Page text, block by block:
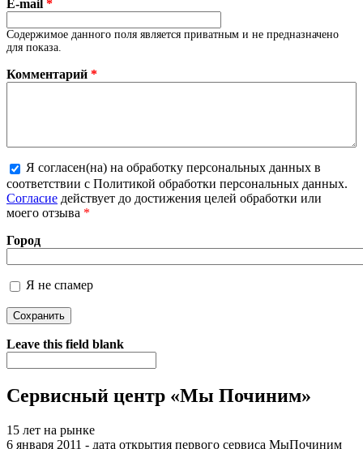
E-mail *
Содержимое данного поля является приватным и не предназначено
для показа.
Комментарий *
Более подробная информация о текстовых форматах
Я согласен(на) на обработку персональных данных в
соответствии с Политикой обработки персональных данных.
Согласие действует до достижения целей обработки или
моего отзыва *
Город
Я не спамер
Я спамер
Leave this field blank
Сервисный центр «Мы Починим»
15 лет на рынке
6 января 2011 - дата открытия первого сервиса МыПочиним